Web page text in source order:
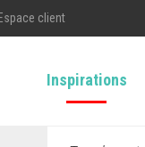
Espace client
Inspirations